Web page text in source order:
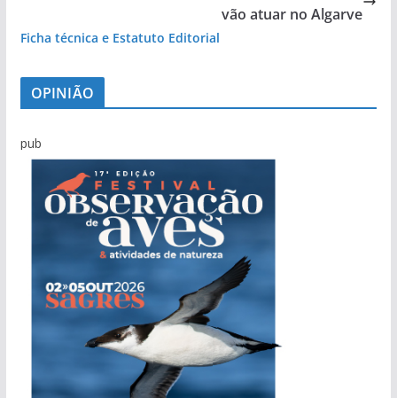
vão atuar no Algarve
Ficha técnica e Estatuto Editorial
OPINIÃO
pub